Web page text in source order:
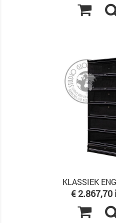
KLASSIEK
Prijs
€ 2.867,70